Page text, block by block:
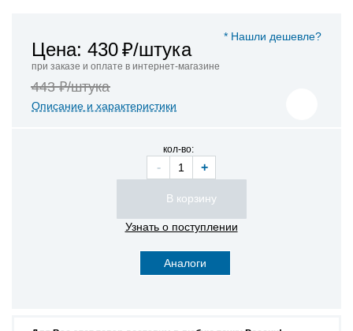
* Нашли дешевле?
Цена: 430₽/штука
при заказе и оплате в интернет-магазине
443 ₽/штука
Описание и характеристики
кол-во:
- +
Узнать о поступлении
Аналоги